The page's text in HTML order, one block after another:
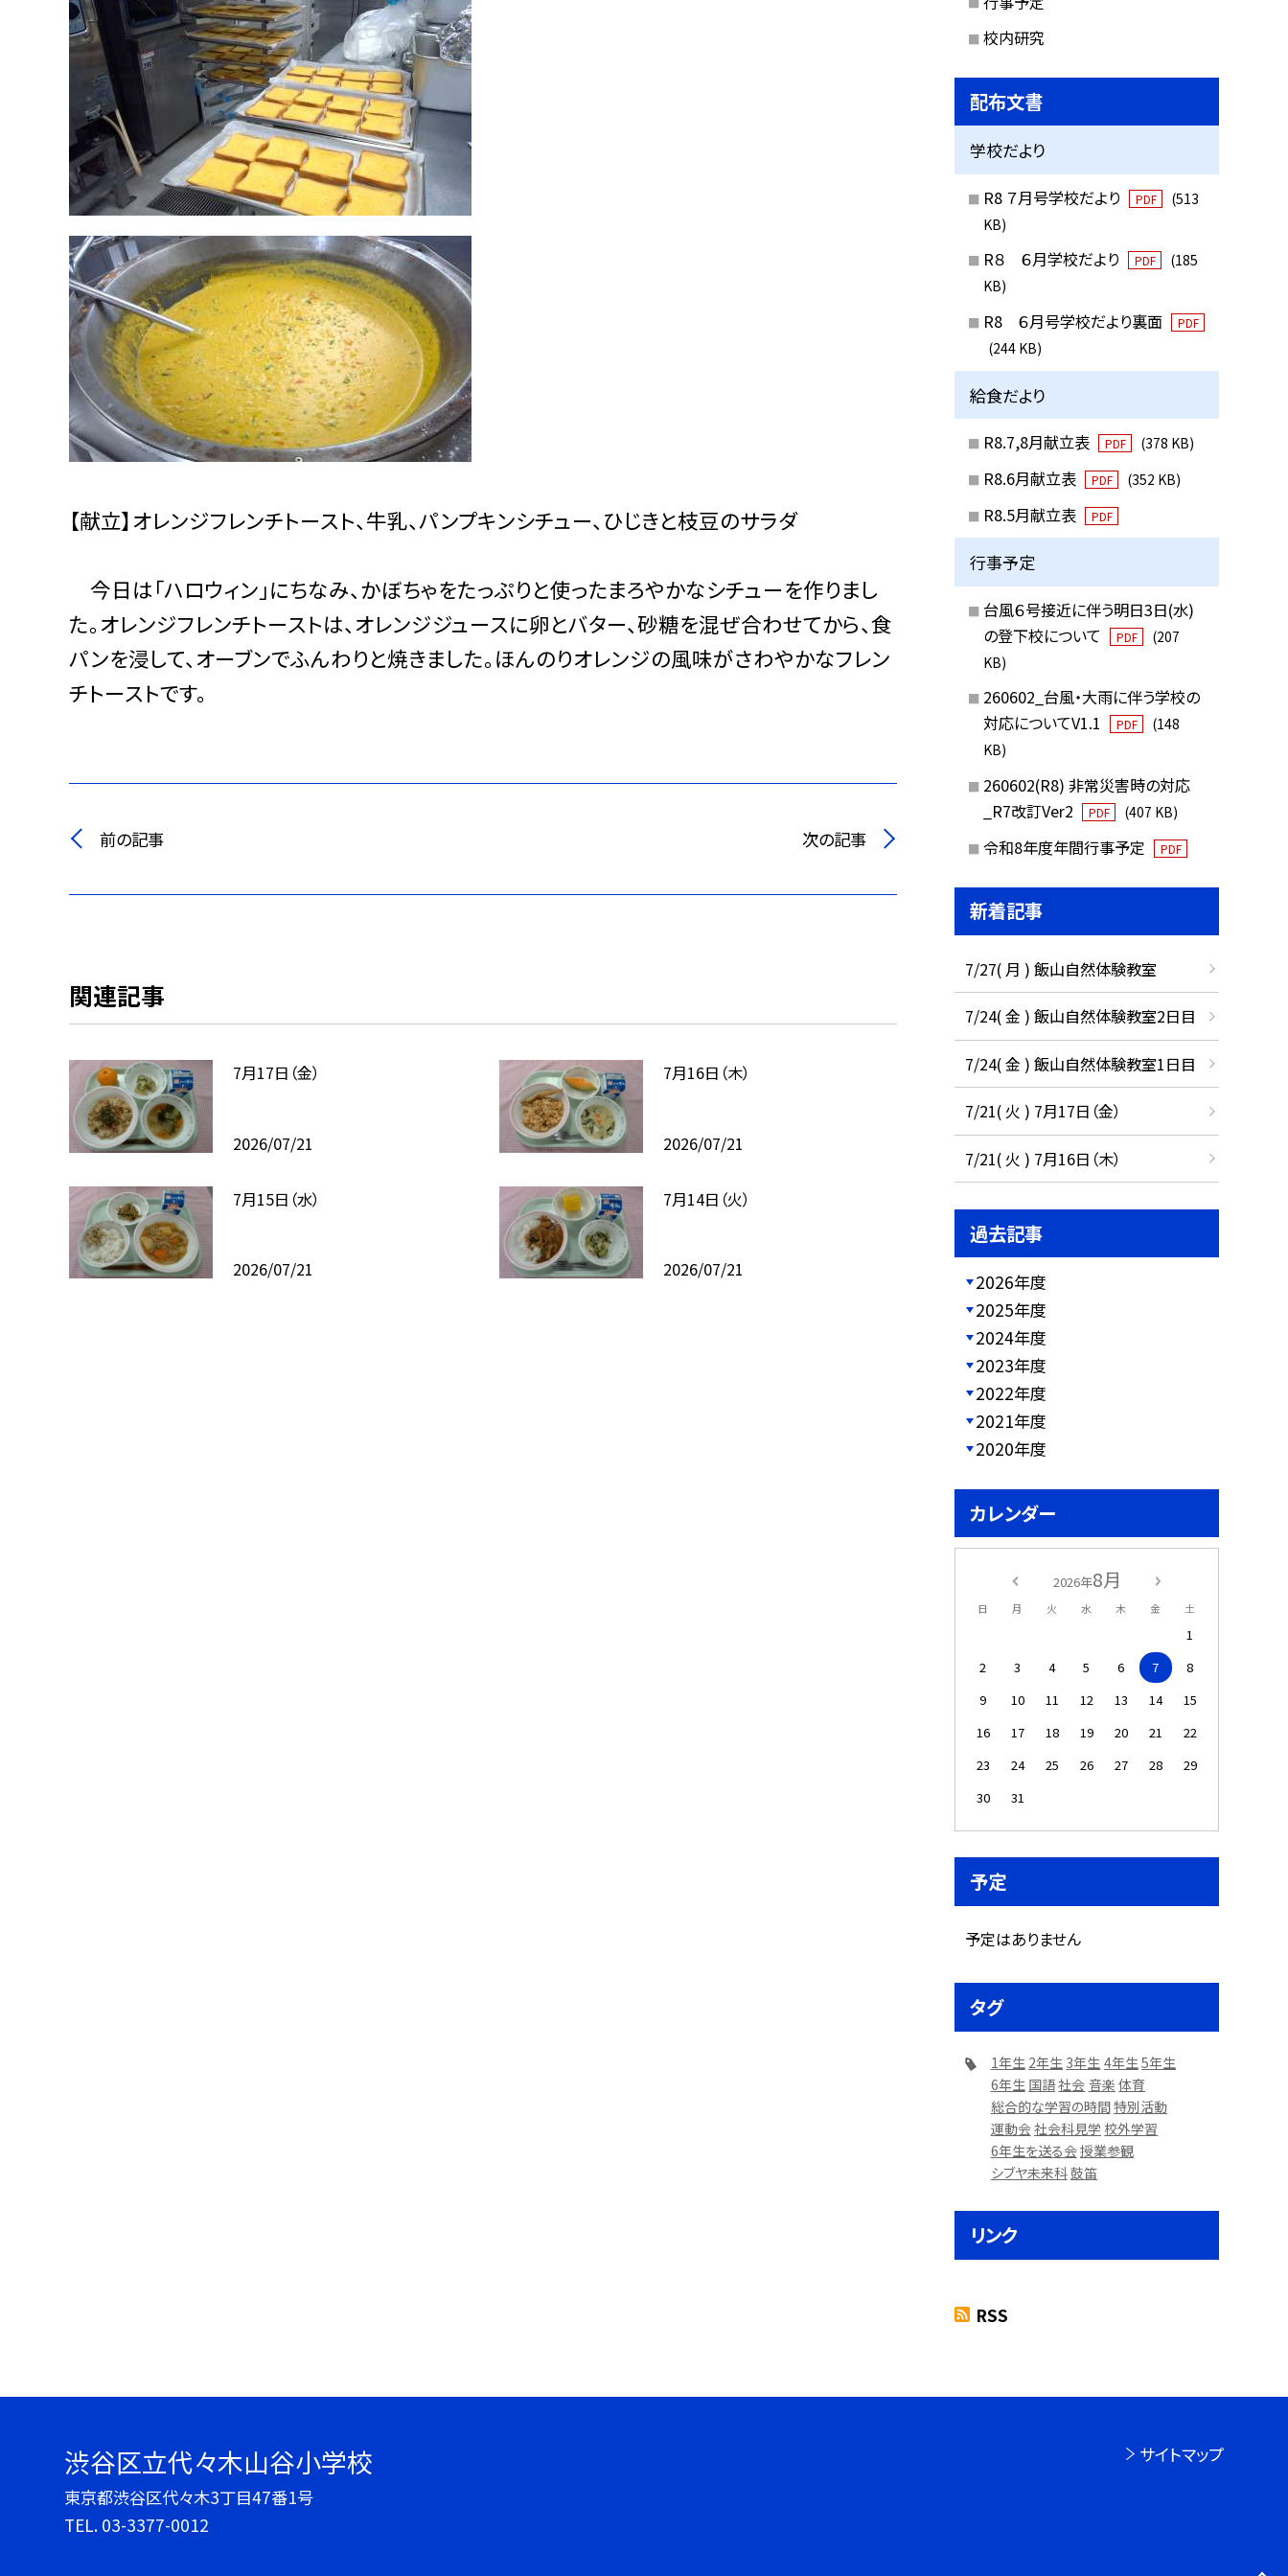
【献立】オレンジフレンチトースト、牛乳、パンプキンシチュー、ひじきと枝豆のサラダ
今日は「ハロウィン」にちなみ、かぼちゃをたっぷりと使ったまろやかなシチューを作りまし
た。オレンジフレンチトーストは、オレンジジュースに卵とバター、砂糖を混ぜ合わせてから、食
パンを浸して、オーブンでふんわりと焼きました。ほんのりオレンジの風味がさわやかなフレン
チトーストです。
前の記事 次の記事
関連記事
7月17日（金）
2026/07/21
7月16日（木）
2026/07/21
7月15日（水）
2026/07/21
7月14日（火）
2026/07/21
校内研究
配布文書
学校だより
R8 ７月号学校だより PDF
(513
KB)
R８ ６月学校だより PDF
(185
KB)
R8 ６月号学校だより裏面 PDF
(244 KB)
給食だより
R8.7,8月献立表 PDF (378 KB)
R8.6月献立表 PDF (352 KB)
R8.5月献立表 PDF
行事予定
台風６号接近に伴う明日3日(水)
の登下校について
PDF
(207
KB)
260602_台風・大雨に伴う学校の
対応についてV1.1
PDF
(148
KB)
260602(R8) 非常災害時の対応
_R7改訂Ver2
PDF (407 KB)
令和8年度年間行事予定 PDF
新着記事
7/27( 月 ) 飯山自然体験教室
7/24( 金 ) 飯山自然体験教室2日目
7/24( 金 ) 飯山自然体験教室1日目
7/21( 火 ) 7月17日（金）
7/21( 火 ) 7月16日（木）
過去記事
2026年度
2025年度
2024年度
2023年度
2022年度
2021年度
2020年度
カレンダー
2026年8月
日 月 火 水 木 金 土
1
2
3 4 5 6 7
8
9
10 11 12 13 14
15
16
17 18 19 20 21
22
23
24 25 26 27 28
29
30
31
予定
予定はありません
タグ
1年生 2年生 3年生 4年生5年生
6年生 国語社会 音楽 体育
総合的な学習の時間特別活動
運動会社会科見学 校外学習
6年生を送る会授業参観
シブヤ未来科鼓笛
リンク
RSS
渋谷区立代々木山谷小学校
東京都渋谷区代々木3丁目47番1号
TEL. 03-3377-0012
サイトマップ